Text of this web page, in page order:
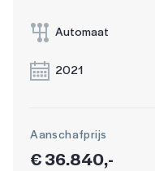
Automaat
2021
Aanschafprijs
€ 36.840,-